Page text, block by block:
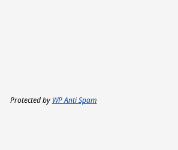
Protected by WP Anti Spam